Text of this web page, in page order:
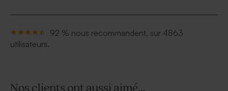
92 % nous recommandent, sur 4863
utilisateurs.
Nos clients ont aussi aimé...